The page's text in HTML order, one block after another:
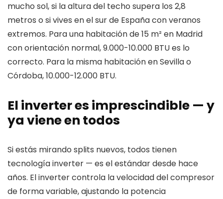
mucho sol, si la altura del techo supera los 2,8
metros o si vives en el sur de España con veranos
extremos. Para una habitación de 15 m² en Madrid
con orientación normal, 9.000-10.000 BTU es lo
correcto. Para la misma habitación en Sevilla o
Córdoba, 10.000-12.000 BTU.
El inverter es imprescindible — y
ya viene en todos
Si estás mirando splits nuevos, todos tienen
tecnología inverter — es el estándar desde hace
años. El inverter controla la velocidad del compresor
de forma variable, ajustando la potencia